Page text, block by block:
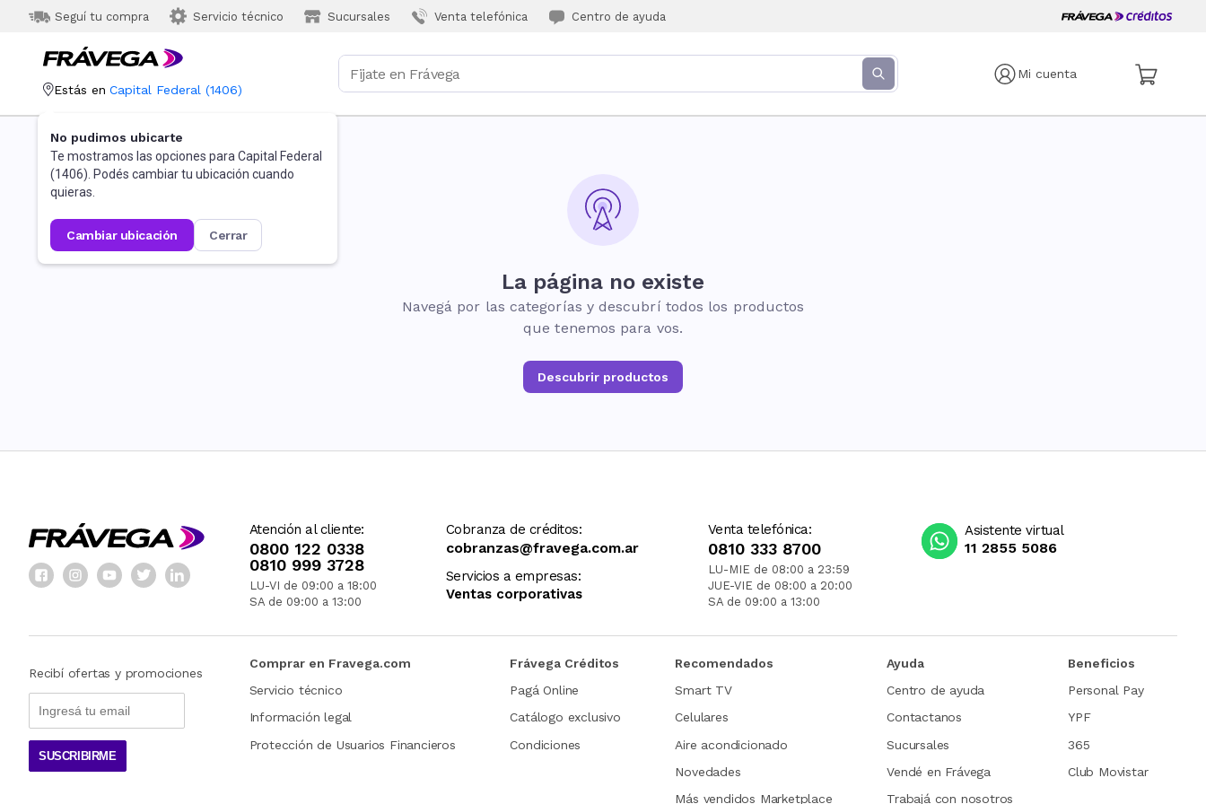
Seguí tu compra Servicio técnico Sucursales Venta telefónica Centro de ayuda
Mi cuenta
Estás en Capital Federal (1406)
No pudimos ubicarte
Te mostramos las opciones para Capital Federal
(1406). Podés cambiar tu ubicación cuando
quieras.
cambiar ubicación cerrar
La página no existe
Navegá por las categorías y descubrí todos los productos
que tenemos para vos.
Descubrir productos
Atención al cliente:
0800 122 0338
0810 999 3728
LU-VI de 09:00 a 18:00
SA de 09:00 a 13:00
Cobranza de créditos:
cobranzas@fravega.com.ar
Servicios a empresas:
Ventas corporativas
Venta telefónica:
0810 333 8700
LU-MIE de 08:00 a 23:59
JUE-VIE de 08:00 a 20:00
SA de 09:00 a 13:00
Asistente virtual
11 2855 5086
Recibí ofertas y promociones
SUSCRIBIRME
Comprar en Fravega.com
Servicio técnico
Información legal
Protección de Usuarios Financieros
Frávega Créditos
Pagá Online
Catálogo exclusivo
Condiciones
Recomendados
Smart TV
Celulares
Aire acondicionado
Novedades
Más vendidos Marketplace
Ayuda
Centro de ayuda
Contactanos
Sucursales
Vendé en Frávega
Trabajá con nosotros
Beneficios
Personal Pay
YPF
365
Club Movistar